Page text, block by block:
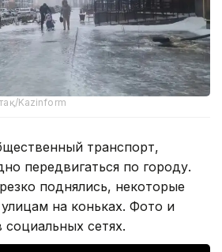
Kazinform
транспорт,
передвигаться по городу.
поднялись, некоторые
на коньках. Фото и
сетях.